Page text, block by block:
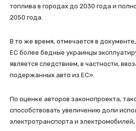
топлива в городах до 2030 года и
2050 года.
В то же время, отмечается в
ЕС более бедные украинцы
является следствием, в частности,
подержанных авто из ЕС».
По оценке авторов законопроекта,
способствовать увеличению доли
электротранспорта и электромобилей,